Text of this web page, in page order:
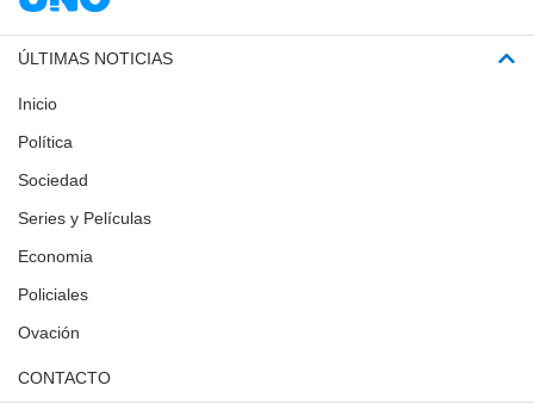
ÚLTIMAS NOTICIAS
Inicio
Política
Sociedad
Series y Películas
Economia
Policiales
Ovación
CONTACTO